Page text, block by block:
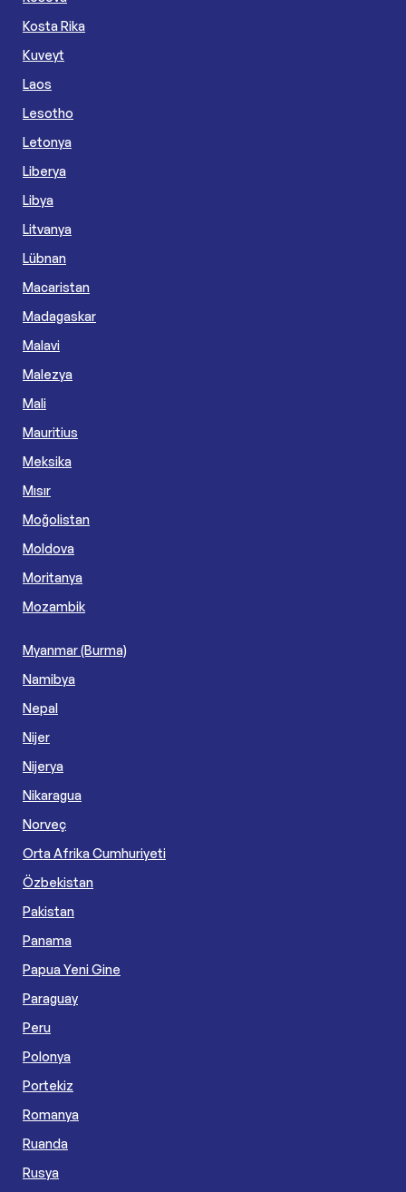
Kosta Rika
Kuveyt
Laos
Lesotho
Letonya
Liberya
Libya
Litvanya
Lübnan
Macaristan
Madagaskar
Malavi
Malezya
Mali
Mauritius
Meksika
Mısır
Moğolistan
Moldova
Moritanya
Mozambik
Myanmar (Burma)
Namibya
Nepal
Nijer
Nijerya
Nikaragua
Norveç
Orta Afrika Cumhuriyeti
Özbekistan
Pakistan
Panama
Papua Yeni Gine
Paraguay
Peru
Polonya
Portekiz
Romanya
Ruanda
Rusya